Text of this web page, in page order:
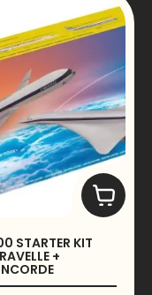
STARTER KIT
+